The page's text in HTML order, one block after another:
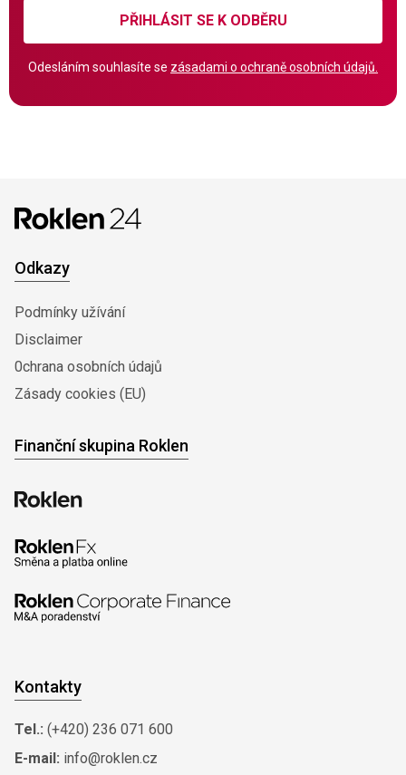
PŘIHLÁSIT SE K ODBĚRU
Odesláním souhlasíte se zásadami o ochraně osobních údajů.
Odkazy
Podmínky užívání
Disclaimer
0chrana osobních údajů
Zásady cookies (EU)
Finanční skupina Roklen
Kontakty
Tel.: (+420) 236 071 600
E-mail: info@roklen.cz